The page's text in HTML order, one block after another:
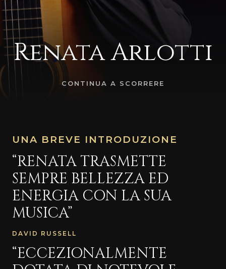
Renata Arlotti
CONTINUA A SCORRERE
UNA BREVE INTRODUZIONE
“RENATA TRASMETTE
SEMPRE BELLEZZA ED
ENERGIA CON LA SUA
MUSICA”
DAVID RUSSELL
“ECCEZIONALMENTE